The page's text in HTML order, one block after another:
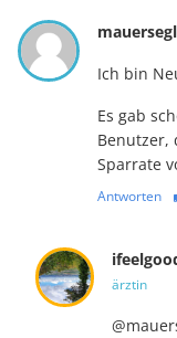
Ich bin
Es gab
Benutzer,
Sparrate
Antworten
ärztin